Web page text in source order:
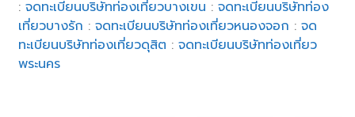
:จดทะเบียนบริษัทท่องเที่ยวบางเขน :จดทะเบียนบริษัทท่อง
เที่ยวบางรัก :จดทะเบียนบริษัทท่องเที่ยวหนองจอก :จด
ทะเบียนบริษัทท่องเที่ยวดุสิต :จดทะเบียนบริษัทท่องเที่ยว
พระนคร